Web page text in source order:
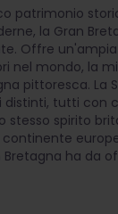
patrimonio
la Gran
Offre
nel mondo, la
pittoresca. La
distinti, tutti con
stesso spirito
ha da